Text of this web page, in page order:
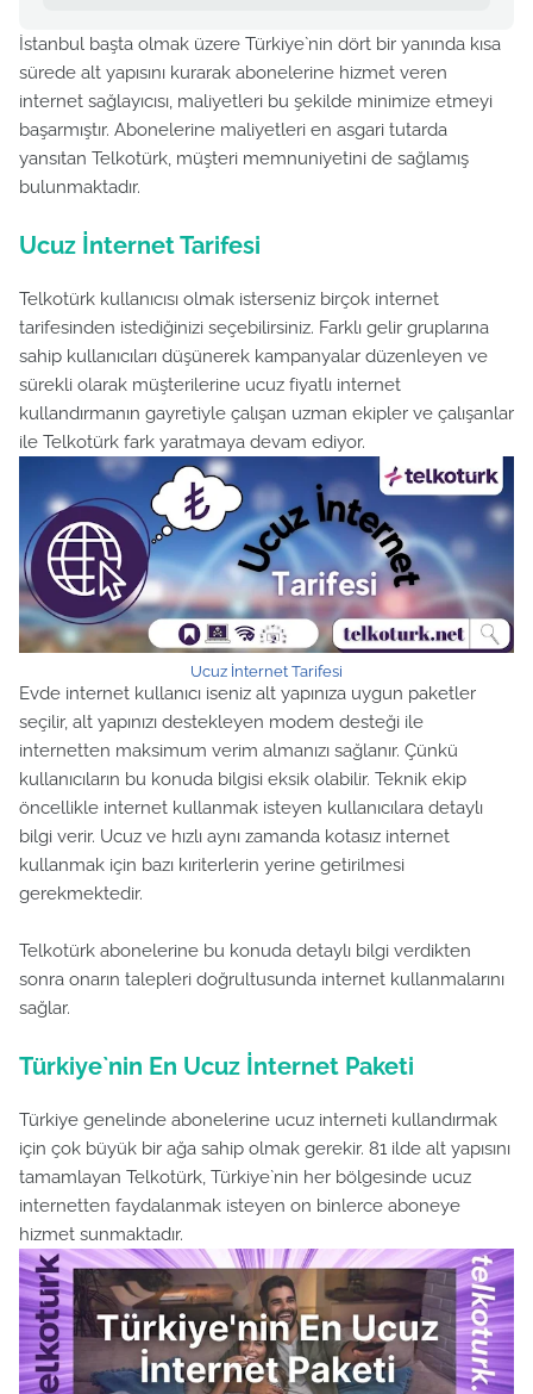
İstanbul başta olmak üzere Türkiye`nin dört bir yanında kısa
sürede alt yapısını kurarak abonelerine hizmet veren
internet sağlayıcısı, maliyetleri bu şekilde minimize etmeyi
başarmıştır. Abonelerine maliyetleri en asgari tutarda
yansıtan Telkotürk, müşteri memnuniyetini de sağlamış
bulunmaktadır.
Ucuz İnternet Tarifesi
Telkotürk kullanıcısı olmak isterseniz birçok internet
tarifesinden istediğinizi seçebilirsiniz. Farklı gelir gruplarına
sahip kullanıcıları düşünerek kampanyalar düzenleyen ve
sürekli olarak müşterilerine ucuz fiyatlı internet
kullandırmanın gayretiyle çalışan uzman ekipler ve çalışanlar
ile Telkotürk fark yaratmaya devam ediyor.
Ucuz İnternet Tarifesi
Evde internet kullanıcı iseniz alt yapınıza uygun paketler
seçilir, alt yapınızı destekleyen modem desteği ile
internetten maksimum verim almanızı sağlanır. Çünkü
kullanıcıların bu konuda bilgisi eksik olabilir. Teknik ekip
öncellikle internet kullanmak isteyen kullanıcılara detaylı
bilgi verir. Ucuz ve hızlı aynı zamanda kotasız internet
kullanmak için bazı kıriterlerin yerine getirilmesi
gerekmektedir.
Telkotürk abonelerine bu konuda detaylı bilgi verdikten
sonra onarın talepleri doğrultusunda internet kullanmalarını
sağlar.
Türkiye`nin En Ucuz İnternet Paketi
Türkiye genelinde abonelerine ucuz interneti kullandırmak
için çok büyük bir ağa sahip olmak gerekir. 81 ilde alt yapısını
tamamlayan Telkotürk, Türkiye`nin her bölgesinde ucuz
internetten faydalanmak isteyen on binlerce aboneye
hizmet sunmaktadır.